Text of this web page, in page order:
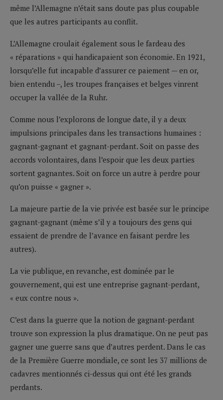
même l’Allemagne n’était sans doute pas plus coupable
que les autres participants au conflit.
L’Allemagne croulait également sous le fardeau des
« réparations » qui handicapaient son économie. En 1921,
lorsqu’elle fut incapable d’assurer ce paiement — en or,
bien entendu –, les troupes françaises et belges vinrent
occuper la vallée de la Ruhr.
Comme nous l’explorons de longue date, il y a deux
impulsions principales dans les transactions humaines :
gagnant-gagnant et gagnant-perdant. Soit on passe des
accords volontaires, dans l’espoir que les deux parties
sortent gagnantes. Soit on force un autre à perdre pour
qu’on puisse « gagner ».
La majeure partie de la vie privée est basée sur le principe
gagnant-gagnant (même s’il y a toujours des gens qui
essaient de prendre de l’avance en faisant perdre les
autres).
La vie publique, en revanche, est dominée par le
gouvernement, qui est une entreprise gagnant-perdant,
« eux contre nous ».
C’est dans la guerre que la notion de gagnant-perdant
trouve son expression la plus dramatique. On ne peut pas
gagner une guerre sans que d’autres perdent. Dans le cas
de la Première Guerre mondiale, ce sont les 37 millions de
cadavres mentionnés ci-dessus qui ont été les grands
perdants.